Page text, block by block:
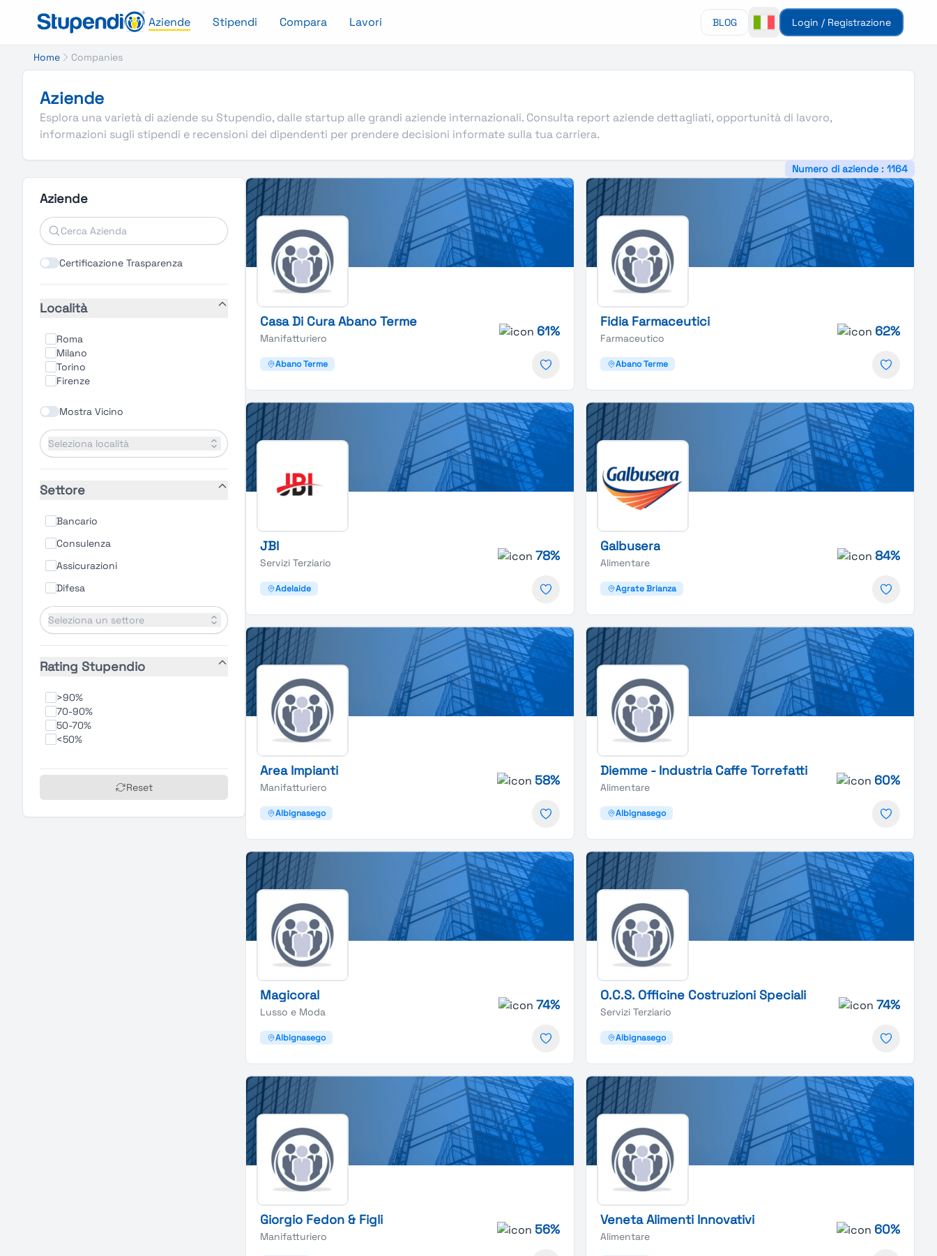
Aziende Stipendi Compara Lavori BLOG Login / Registrazione
Home Companies
Aziende
Esplora una varietà di aziende su Stupendio, dalle startup alle grandi aziende internazionali. Consulta report aziende dettagliati, opportunità di lavoro,
informazioni sugli stipendi e recensioni dei dipendenti per prendere decisioni informate sulla tua carriera.
Numero di aziende : 1164
Aziende
Certificazione Trasparenza
Località
Roma
Milano
Torino
Firenze
Mostra Vicino
Seleziona località
Settore
Bancario
Consulenza
Assicurazioni
Difesa
Seleziona un settore
Rating Stupendio
>90%
70-90%
50-70%
<50%
Reset
Casa Di Cura Abano Terme
Manifatturiero 61%
Abano Terme
Fidia Farmaceutici
Farmaceutico 62%
Abano Terme
JBI
Servizi Terziario 78%
Adelaide
Galbusera
Alimentare 84%
Agrate Brianza
Area Impianti
Manifatturiero 58%
Albignasego
Diemme - Industria Caffe Torrefatti
Alimentare 60%
Albignasego
Magicoral
Lusso e Moda 74%
Albignasego
O.C.S. Officine Costruzioni Speciali
Servizi Terziario 74%
Albignasego
Giorgio Fedon & Figli
Manifatturiero 56%
Veneta Alimenti Innovativi
Alimentare 60%